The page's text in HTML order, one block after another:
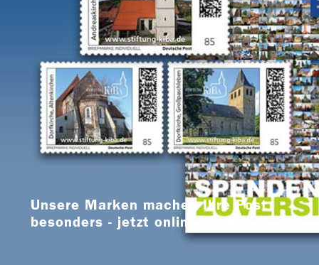
Unsere Marken machen Ihre Post
besonders - jetzt online bestellen